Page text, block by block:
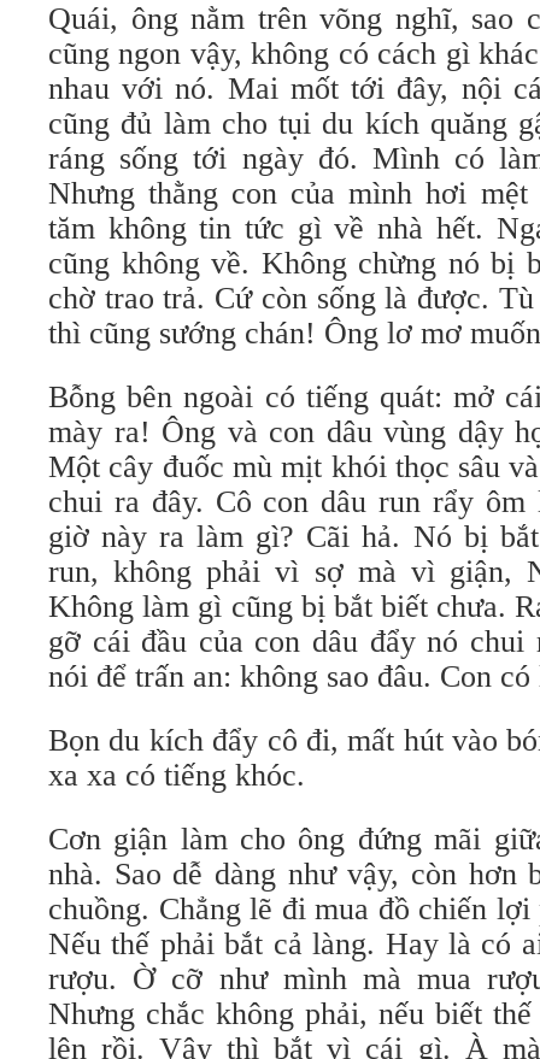
Quái, ông nằm trên võng nghĩ, sao
cũng ngon vậy, không có cách gì
nhau với nó. Mai mốt tới đây, nội
cũng đủ làm cho tụi du kích quăng
ráng sống tới ngày đó. Mình có
Nhưng thằng con của mình hơi mệt
tăm không tin tức gì về nhà hết.
cũng không về. Không chừng nó bị
chờ trao trả. Cứ còn sống là được.
thì cũng sướng chán! Ông lơ mơ
Bỗng bên ngoài có tiếng quát: mở
mày ra! Ông và con dâu vùng dậy
Một cây đuốc mù mịt khói thọc sâu
chui ra đây. Cô con dâu run rẩy
giờ này ra làm gì? Cãi hả. Nó bị
run, không phải vì sợ mà vì giận,
Không làm gì cũng bị bắt biết chưa.
gỡ cái đầu của con dâu đẩy nó chui
nói để trấn an: không sao đâu. Con
Bọn du kích đẩy cô đi, mất hút vào
xa xa có tiếng khóc.
Cơn giận làm cho ông đứng mãi
nhà. Sao dễ dàng như vậy, còn hơn
chuồng. Chẳng lẽ đi mua đồ chiến lợi
Nếu thế phải bắt cả làng. Hay là có
rượu. Ờ cỡ như mình mà mua
Nhưng chắc không phải, nếu biết
lên rồi. Vậy thì bắt vì cái gì. À